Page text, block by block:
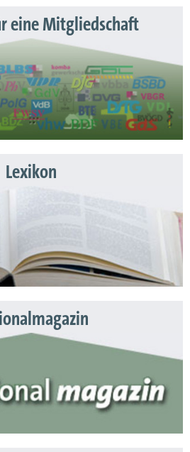
eine Mitgliedschaft
Lexikon